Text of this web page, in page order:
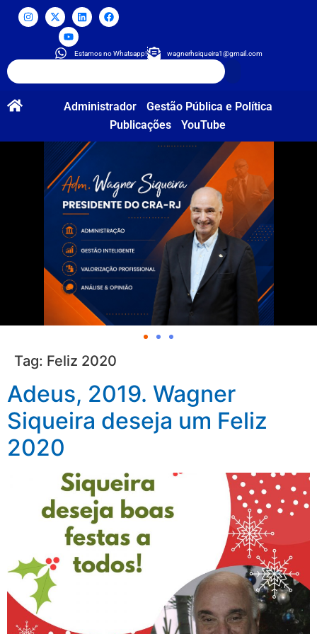
Estamos no Whatsapp! wagnerhsiqueira1@gmail.com
Administrador
Gestão Pública e Política
Publicações
YouTube
Tag: Feliz 2020
Adeus, 2019. Wagner
Siqueira deseja um Feliz
2020